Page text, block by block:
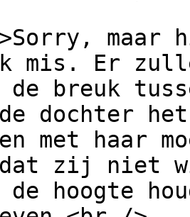
mis. Er
breuk
dochter
met haar
zij niet
de hoogte